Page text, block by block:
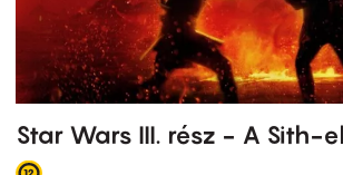
Star Wars III. rész - A Sith-